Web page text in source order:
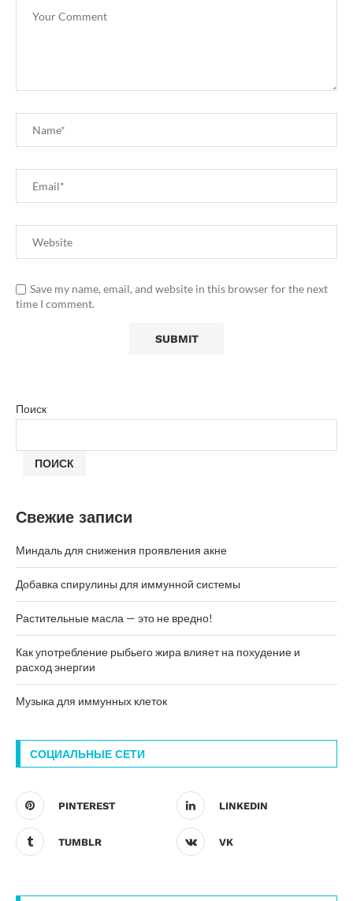
Save my name, email, and website in this browser for the next
time I comment.
Поиск
ПОИСК
Свежие записи
Миндаль для снижения проявления акне
Добавка спирулины для иммунной системы
Растительные масла — это не вредно!
Как употребление рыбьего жира влияет на похудение и
расход энергии
Музыка для иммунных клеток
СОЦИАЛЬНЫЕ СЕТИ
PINTEREST LINKEDIN
TUMBLR VK